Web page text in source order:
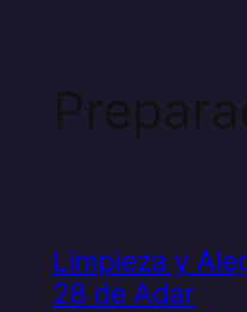
Limpieza y
28 de Adar